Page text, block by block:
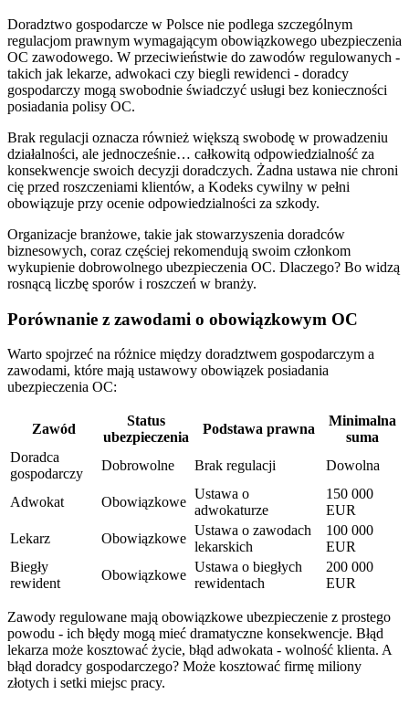
Doradztwo gospodarcze w Polsce nie podlega szczególnym
regulacjom prawnym wymagającym obowiązkowego ubezpieczenia
OC zawodowego. W przeciwieństwie do zawodów regulowanych -
takich jak lekarze, adwokaci czy biegli rewidenci - doradcy
gospodarczy mogą swobodnie świadczyć usługi bez konieczności
posiadania polisy OC.
Brak regulacji oznacza również większą swobodę w prowadzeniu
działalności, ale jednocześnie… całkowitą odpowiedzialność za
konsekwencje swoich decyzji doradczych. Żadna ustawa nie chroni
cię przed roszczeniami klientów, a Kodeks cywilny w pełni
obowiązuje przy ocenie odpowiedzialności za szkody.
Organizacje branżowe, takie jak stowarzyszenia doradców
biznesowych, coraz częściej rekomendują swoim członkom
wykupienie dobrowolnego ubezpieczenia OC. Dlaczego? Bo widzą
rosnącą liczbę sporów i roszczeń w branży.
Porównanie z zawodami o obowiązkowym OC
Warto spojrzeć na różnice między doradztwem gospodarczym a
zawodami, które mają ustawowy obowiązek posiadania
ubezpieczenia OC:
Zawód
Status
ubezpieczenia
Podstawa prawna
Minimalna
suma
Doradca
gospodarczy
Dobrowolne Brak regulacji Dowolna
Adwokat Obowiązkowe
Ustawa o
adwokaturze
150 000
EUR
Lekarz
Obowiązkowe
Ustawa o zawodach
lekarskich
100 000
EUR
Biegły
rewident
Obowiązkowe
Ustawa o biegłych
rewidentach
200 000
EUR
Zawody regulowane mają obowiązkowe ubezpieczenie z prostego
powodu - ich błędy mogą mieć dramatyczne konsekwencje. Błąd
lekarza może kosztować życie, błąd adwokata - wolność klienta. A
błąd doradcy gospodarczego? Może kosztować firmę miliony
złotych i setki miejsc pracy.